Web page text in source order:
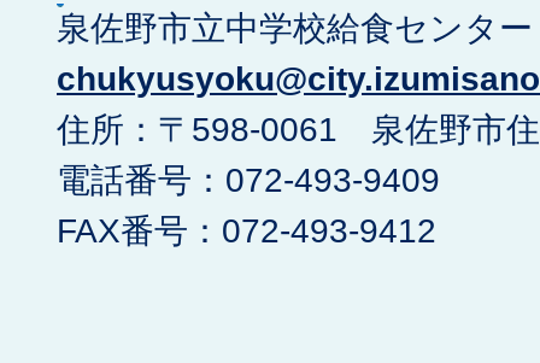
泉佐野市立中学校給食センタ
住所：〒598-0061 泉佐野市
電話番号：072-493-9409
FAX番号：072-493-9412